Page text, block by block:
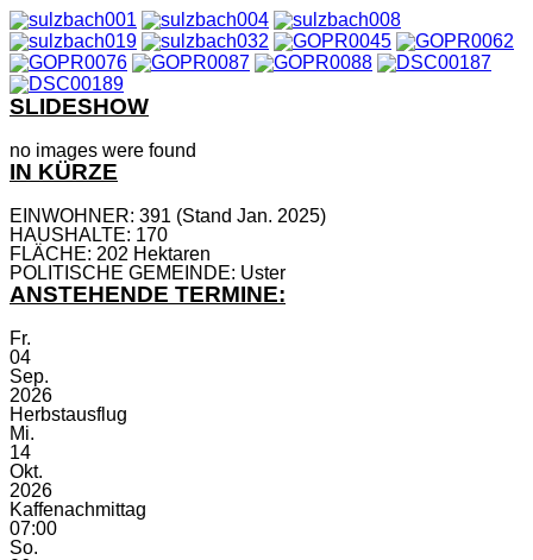
SLIDESHOW
no images were found
IN KÜRZE
EINWOHNER: 391 (Stand Jan. 2025)
HAUSHALTE: 170
FLÄCHE: 202 Hektaren
POLITISCHE GEMEINDE: Uster
ANSTEHENDE TERMINE:
Fr.
04
Sep.
2026
Herbstausflug
Mi.
14
Okt.
2026
Kaffenachmittag
07:00
So.